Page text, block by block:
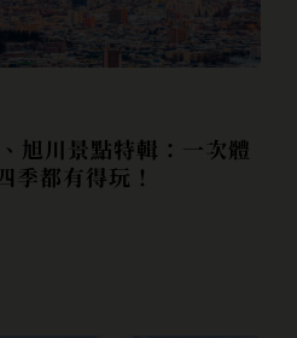
旭川景點特輯：一次體
季都有得玩！